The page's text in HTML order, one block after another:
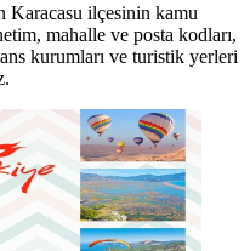
Karacasu ilçesinin kamu
mahalle ve posta kodları,
kurumları ve turistik yerleri